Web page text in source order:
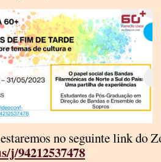
no seguinte link do
j/94212537478